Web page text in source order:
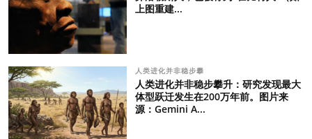
上图重建...
人类进化并非稳步攀
人类进化并非稳步攀升：研究发现最大
体型跃迁发生在200万年前。图片来
源：Gemini A...